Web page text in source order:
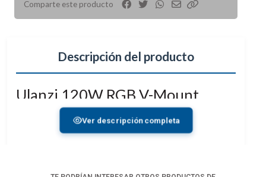
Comparte este producto
Descripción del producto
Ulanzi 120W RGB V-Mount
Video Light
Eleva tu iluminación de video con la luz Ulanzi 120W
Ver descripción completa